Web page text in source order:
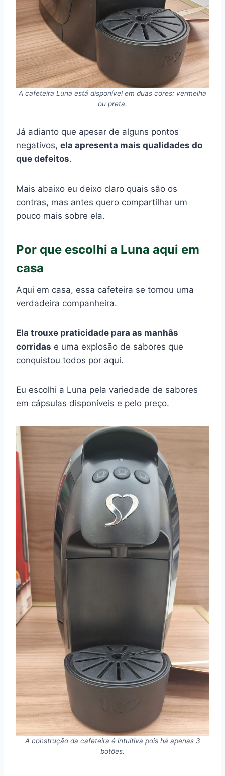
A cafeteira Luna está disponível em duas cores: vermelha
ou preta.
Já adianto que apesar de alguns pontos
negativos, ela apresenta mais qualidades do
que defeitos.
Mais abaixo eu deixo claro quais são os
contras, mas antes quero compartilhar um
pouco mais sobre ela.
Por que escolhi a Luna aqui em
casa
Aqui em casa, essa cafeteira se tornou uma
verdadeira companheira.
Ela trouxe praticidade para as manhãs
corridas e uma explosão de sabores que
conquistou todos por aqui.
Eu escolhi a Luna pela variedade de sabores
em cápsulas disponíveis e pelo preço.
A construção da cafeteira é intuitiva pois há apenas 3
botões.